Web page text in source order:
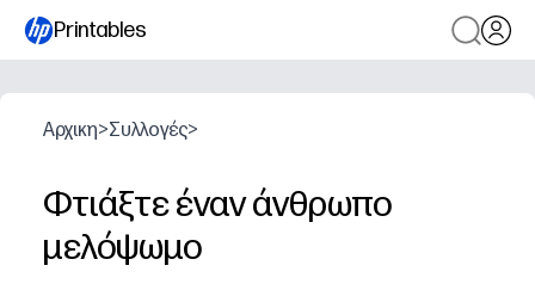
Printables
Αρχικη>Συλλογές>
Φτιάξτε έναν άνθρωπο
μελόψωμο